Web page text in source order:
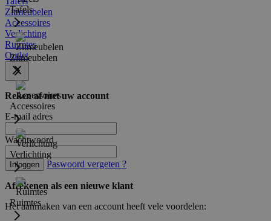
Tafels
Zitmeubelen
Accessoires
Verlichting
Ruimtes
Zitmeubelen
Accessoires
Verlichting
Ruimtes
Outlet
Reken af met uw account
E-mail adres
Wachtwoord
Inloggen Paswoord vergeten ?
Afrekenen als een nieuwe klant
Het aanmaken van een account heeft vele voordelen: